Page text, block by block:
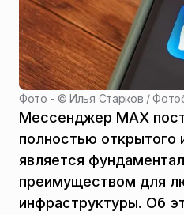
Фото - ©Илья Старков /
Мессенджер MAX
полностью открытого
является
преимуществом для
инфраструктуры. Об